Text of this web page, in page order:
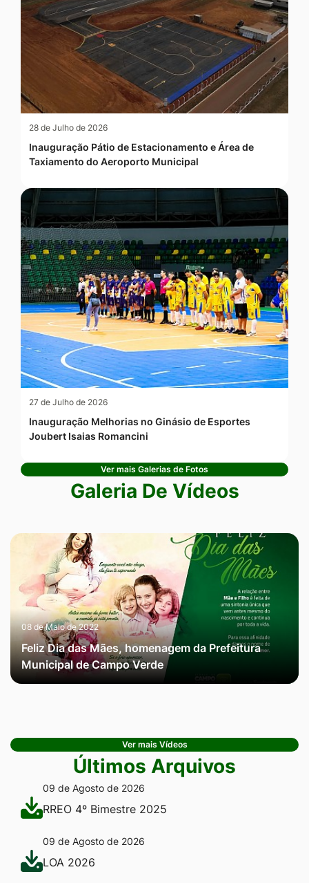
28 de Julho de 2026
Inauguração Pátio de Estacionamento e Área de
Taxiamento do Aeroporto Municipal
27 de Julho de 2026
Inauguração Melhorias no Ginásio de Esportes
Joubert Isaias Romancini
Ver mais Galerias de Fotos
Galeria De Vídeos
08 de Maio de 2022
Feliz Dia das Mães, homenagem da Prefeitura
Municipal de Campo Verde
Ver mais Vídeos
Últimos Arquivos
09 de Agosto de 2026
RREO 4º Bimestre 2025
09 de Agosto de 2026
LOA 2026